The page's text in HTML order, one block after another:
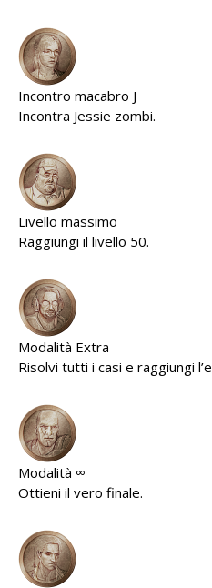
Incontro macabro J
Incontra Jessie zombi.
Livello massimo
Raggiungi il livello 50.
Modalità Extra
Risolvi tutti i casi e raggiungi
Modalità ∞
Ottieni il vero finale.